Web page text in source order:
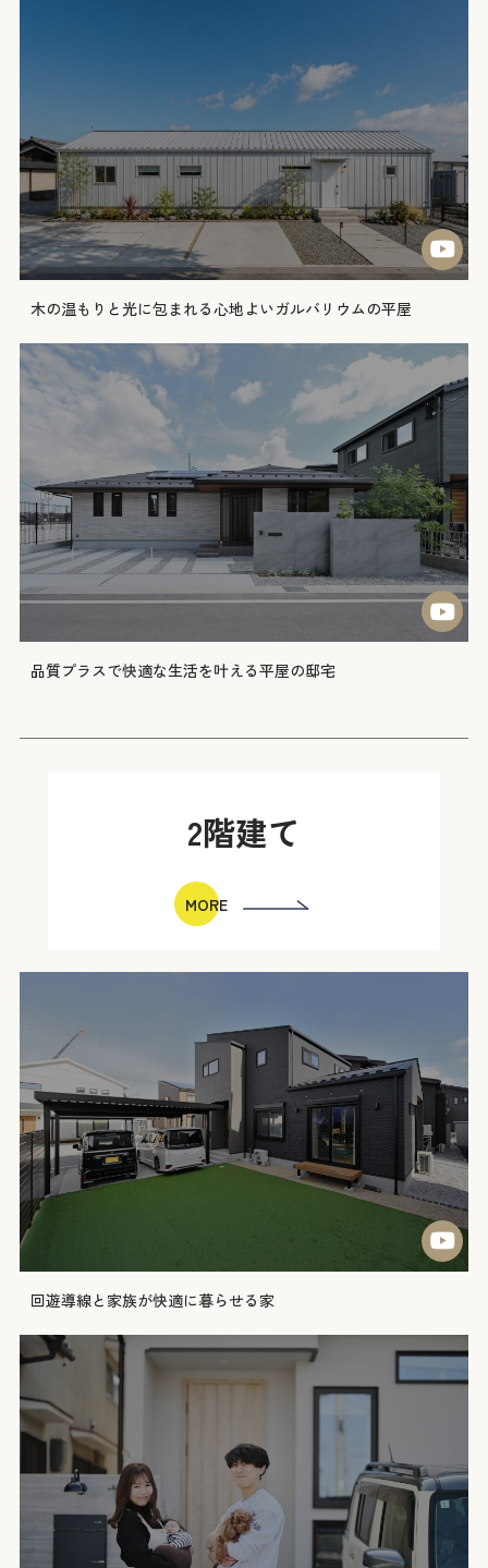
木の温もりと光に包まれる心地よいガルバリウムの平屋
品質プラスで快適な生活を叶える平屋の邸宅
2階建て
MORE
回遊導線と家族が快適に暮らせる家